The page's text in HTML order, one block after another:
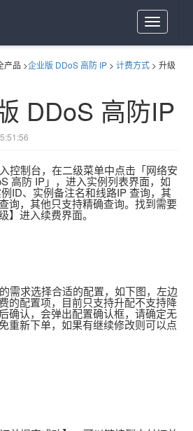
Toggle
navigation
产品 >企业版 DDoS 高防 IP > 计费方式 > 升级
DDoS 高防IP
控制台，在二级菜单中点击「网络安
高防 IP」，进入实例列表界面，如
ID、实例备注名和线路IP 查询，其
询，其他只支持精确查询。找到需要
】进入续费界面。
需求选择合适的配置，如下图，左边
的配置项，目前只支持升配不支持降
确认，会弹出配置确认框，请确定无
重新下单，如果有继续修改则可以点